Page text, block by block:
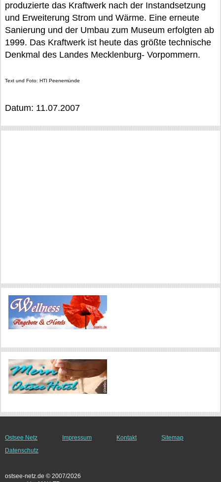
produzierte das Kraftwerk nach der Instandsetzung
und Erweiterung Strom und Wärme. Eine erneute
Sanierung und der Umbau zum Museum erfolgten ab
1999. Das Kraftwerk ist heute das größte technische
Denkmal des Landes Mecklenburg- Vorpommern.
Text und Foto: HTI Peenemünde
Datum: 11.07.2007
Ostsee Netz Impressum Kontakt
Sitemap
Datenschutz
ostsee-netz.de © 2007/2026